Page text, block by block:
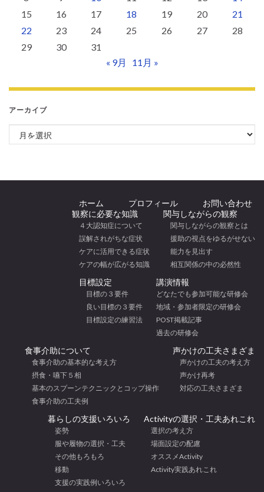
15
16 17 18 19 20
21
22
23 24 25 26 27
28
29
30
31
« 9月
11月 »
アーカイブ
アーカイブ
ホーム プロフィール
お問い合わせ
観察に必要な知識
４大認知症について
誤解されがちな症状
ケアに活用できる症状
ケアの幅が広がる知識
関与しながらの観察
関与しながらの観察とは
援助の視点をゆるがせない
能力を見出す
相互関係の中の必然性
目標設定
目標の３要件
良い目標の３要件
目標設定の練習法
講演情報
どなたでも参加可能な研修会
地域・参加者限定の研修会
POST掲載記事
過去の研修会
食事介助について
食事介助の基本的な考え方
摂食・嚥下５相
基本のスプーンテクニックとコップ操作
食事介助の工夫例
声かけの工夫さまざま
声かけの工夫の考え方
声かけ再考
対応の工夫さまざま
暮らしの支援いろいろ
姿勢
服や履物の選択・工夫
その他もろもろ
移動
支援の実践例いろいろ
Activityの選択・工夫あれこれ
選択の考え方
場面設定の配慮
オススメActivity
Activity実践あれこれ